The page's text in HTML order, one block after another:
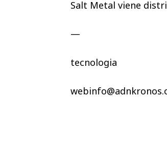
Salt Metal viene
—
tecnologia